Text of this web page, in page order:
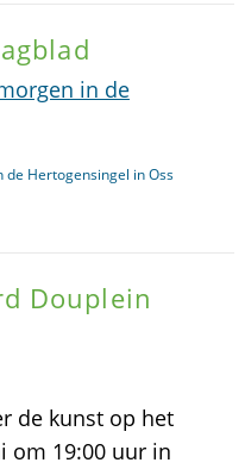
in de
de Hertogensingel in Oss
Douplein
de kunst op het
om 19:00 uur in